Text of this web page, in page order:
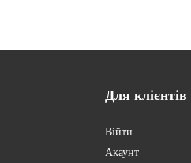
Для клієнтів
Війти
Акаунт